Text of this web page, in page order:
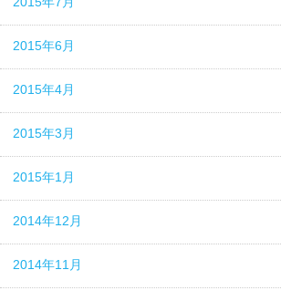
2015年6月
2015年4月
2015年3月
2015年1月
2014年12月
2014年11月